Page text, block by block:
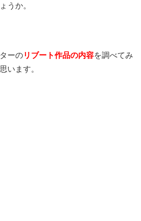
うか。
ーのリブート作品の内容を調べてみ
います。